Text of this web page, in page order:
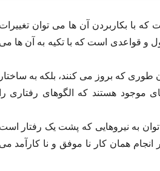
با بکاربردن آن ها می توان
و قواعدی است که با تکیه به آن ها
طوری که بروز می کنند، بلکه به
موجود هستند که الگوهای رفتاری
به نیروهایی که پشت یک رفتار
همان کار نا موفق و نا کارآمد